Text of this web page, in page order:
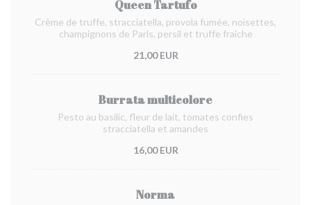
Queen Tartufo
Crème de truffe, stracciatella, provola fumée, noisettes,
champignons de Paris, persil et truffe fraiche
21,00 EUR
Burrata multicolore
Pesto au basilic, fleur de lait, tomates confies
stracciatella et amandes
16,00 EUR
Norma